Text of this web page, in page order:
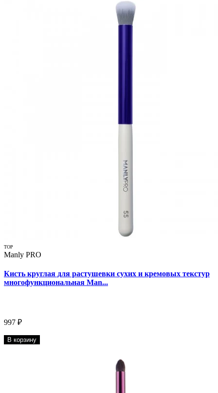
TOP
Manly PRO
Кисть круглая для растушевки сухих и кремовых текстур
многофункциональная Man...
997 ₽
В корзину